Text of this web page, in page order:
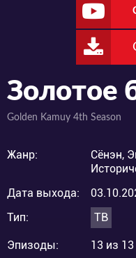
Золотое
Golden Kamuy 4th Season
Жанр:
Сёнэн,
Дата выхода:
Тип:
ТВ
Эпизоды:
13 из